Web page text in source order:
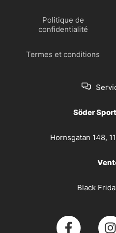
Politique de
confidentialité
Termes et conditions
Söder
Hornsgatan 148,
Black